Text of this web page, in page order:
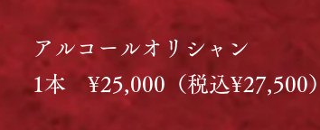
アルコールオリシャン
1本 ¥25,000（税込¥27,500）